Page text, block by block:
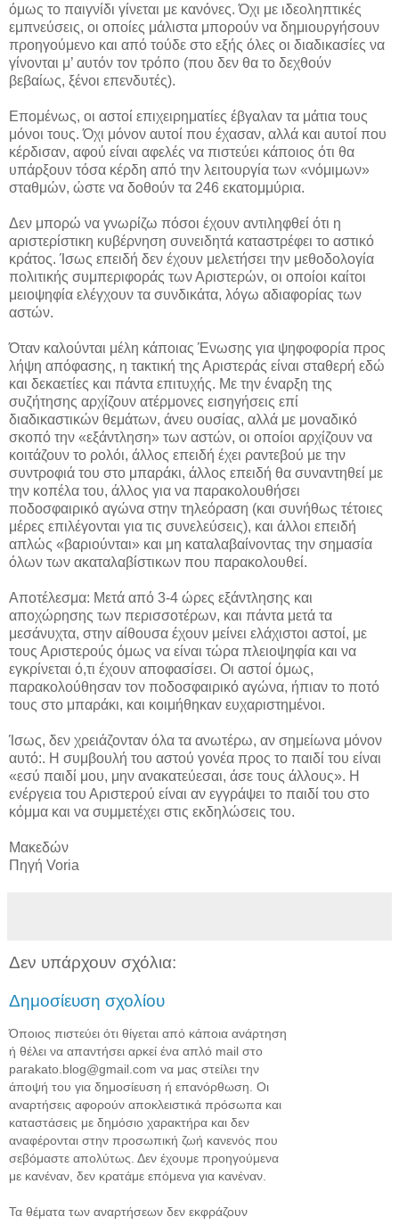
όμως το παιγνίδι γίνεται με κανόνες. Όχι με ιδεοληπτικές
εμπνεύσεις, οι οποίες μάλιστα μπορούν να δημιουργήσουν
προηγούμενο και από τούδε στο εξής όλες οι διαδικασίες να
γίνονται μ’ αυτόν τον τρόπο (που δεν θα το δεχθούν
βεβαίως, ξένοι επενδυτές).
Επομένως, οι αστοί επιχειρηματίες έβγαλαν τα μάτια τους
μόνοι τους. Όχι μόνον αυτοί που έχασαν, αλλά και αυτοί που
κέρδισαν, αφού είναι αφελές να πιστεύει κάποιος ότι θα
υπάρξουν τόσα κέρδη από την λειτουργία των «νόμιμων»
σταθμών, ώστε να δοθούν τα 246 εκατομμύρια.
Δεν μπορώ να γνωρίζω πόσοι έχουν αντιληφθεί ότι η
αριστερίστικη κυβέρνηση συνειδητά καταστρέφει το αστικό
κράτος. Ίσως επειδή δεν έχουν μελετήσει την μεθοδολογία
πολιτικής συμπεριφοράς των Αριστερών, οι οποίοι καίτοι
μειοψηφία ελέγχουν τα συνδικάτα, λόγω αδιαφορίας των
αστών.
Όταν καλούνται μέλη κάποιας Ένωσης για ψηφοφορία προς
λήψη απόφασης, η τακτική της Αριστεράς είναι σταθερή εδώ
και δεκαετίες και πάντα επιτυχής. Με την έναρξη της
συζήτησης αρχίζουν ατέρμονες εισηγήσεις επί
διαδικαστικών θεμάτων, άνευ ουσίας, αλλά με μοναδικό
σκοπό την «εξάντληση» των αστών, οι οποίοι αρχίζουν να
κοιτάζουν το ρολόι, άλλος επειδή έχει ραντεβού με την
συντροφιά του στο μπαράκι, άλλος επειδή θα συναντηθεί με
την κοπέλα του, άλλος για να παρακολουθήσει
ποδοσφαιρικό αγώνα στην τηλεόραση (και συνήθως τέτοιες
μέρες επιλέγονται για τις συνελεύσεις), και άλλοι επειδή
απλώς «βαριούνται» και μη καταλαβαίνοντας την σημασία
όλων των ακαταλαβίστικων που παρακολουθεί.
Αποτέλεσμα: Μετά από 3-4 ώρες εξάντλησης και
αποχώρησης των περισσοτέρων, και πάντα μετά τα
μεσάνυχτα, στην αίθουσα έχουν μείνει ελάχιστοι αστοί, με
τους Αριστερούς όμως να είναι τώρα πλειοψηφία και να
εγκρίνεται ό,τι έχουν αποφασίσει. Οι αστοί όμως,
παρακολούθησαν τον ποδοσφαιρικό αγώνα, ήπιαν το ποτό
τους στο μπαράκι, και κοιμήθηκαν ευχαριστημένοι.
Ίσως, δεν χρειάζονταν όλα τα ανωτέρω, αν σημείωνα μόνον
αυτό:. Η συμβουλή του αστού γονέα προς το παιδί του είναι
«εσύ παιδί μου, μην ανακατεύεσαι, άσε τους άλλους». Η
ενέργεια του Αριστερού είναι αν εγγράψει το παιδί του στο
κόμμα και να συμμετέχει στις εκδηλώσεις του.
Μακεδών
Πηγή Voria
Δεν υπάρχουν σχόλια:
Δημοσίευση σχολίου
Όποιος πιστεύει ότι θίγεται από κάποια ανάρτηση
ή θέλει να απαντήσει αρκεί ένα απλό mail στο
parakato.blog@gmail.com να μας στείλει την
άποψή του για δημοσίευση ή επανόρθωση. Οι
αναρτήσεις αφορούν αποκλειστικά πρόσωπα και
καταστάσεις με δημόσιο χαρακτήρα και δεν
αναφέρονται στην προσωπική ζωή κανενός που
σεβόμαστε απολύτως. Δεν έχουμε προηγούμενα
με κανέναν, δεν κρατάμε επόμενα για κανέναν.
Τα θέματα των αναρτήσεων δεν εκφράζουν